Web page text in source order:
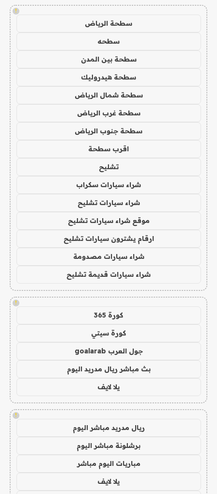
!
سطحة الرياض
سطحه
سطحة بين المدن
سطحة هيدروليك
سطحة شمال الرياض
سطحة غرب الرياض
سطحة جنوب الرياض
اقرب سطحة
تشليح
شراء سيارات سكراب
شراء سيارات تشليح
موقع شراء سيارات تشليح
ارقام يشترون سيارات تشليح
شراء سيارات مصدومة
شراء سيارات قديمة تشليح
!
كورة 365
كورة سيتي
جول العرب goalarab
بث مباشر ريال مدريد اليوم
يلا لايف
!
ريال مدريد مباشر اليوم
برشلونة مباشر اليوم
مباريات اليوم مباشر
يلا لايف